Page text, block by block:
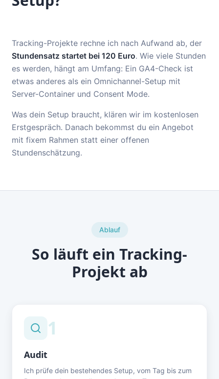
Tracking-Projekte rechne ich nach Aufwand ab, der
Stundensatz startet bei 120 Euro. Wie viele Stunden
es werden, hängt am Umfang: Ein GA4-Check ist
etwas anderes als ein Omnichannel-Setup mit
Server-Container und Consent Mode.
Was dein Setup braucht, klären wir im kostenlosen
Erstgespräch. Danach bekommst du ein Angebot
mit fixem Rahmen statt einer offenen
Stundenschätzung.
Ablauf
So läuft ein Tracking-
Projekt ab
1
Audit
Ich prüfe dein bestehendes Setup, vom Tag bis zum